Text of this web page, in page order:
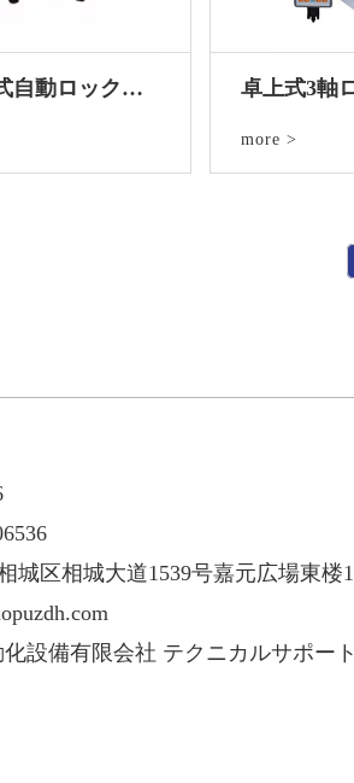
インテリジェントブロー式自動ロックねじ線 卓上式3軸
more >
城区相城大道1539号嘉元広場東楼
設備有限会社 テクニカルサポー